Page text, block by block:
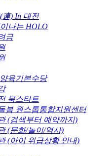
連) In 대전
나는 HOLO
금
육기본수당
북스타트
봄 원스톱통합지원센터
(검색부터 예약까지)
(문화/놀이/역사)
(아이 위급상황 안내)